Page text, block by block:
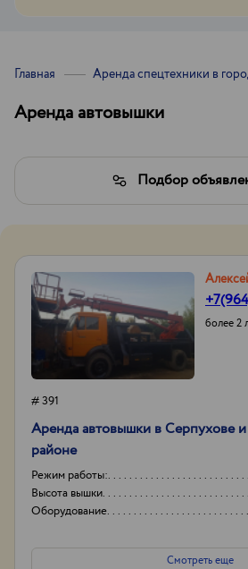
Главная Аренда спецтехники в
Аренда автовышки
Подбор
более 2
# 391
Аренда автовышки в Серпухове
районе
Режим работы:
Высота вышки
Оборудование
Тип проходимости
Смотреть еще